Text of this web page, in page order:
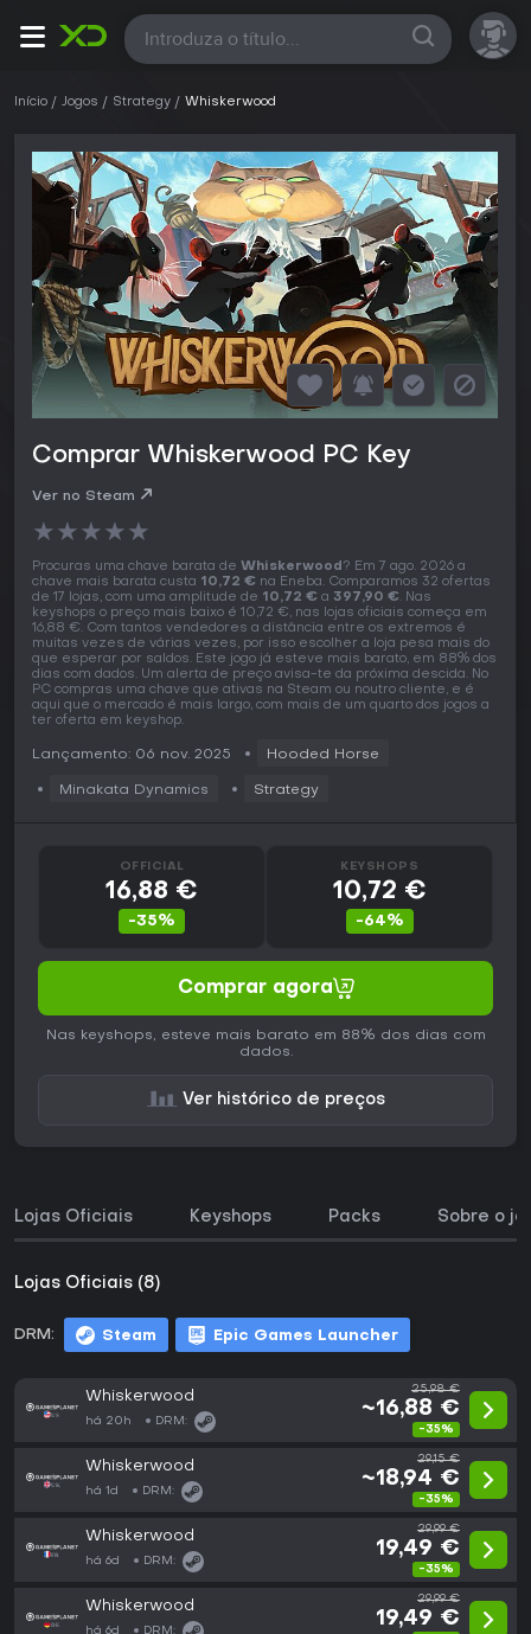
Todas
Início Jogos Strategy Whiskerwood
Comprar Whiskerwood PC Key
Ver no Steam
★★★★★
Procuras uma chave barata de Whiskerwood? Em 7 ago. 2026 a
chave mais barata custa 10,72 € na Eneba. Comparamos 32 ofertas
de 17 lojas, com uma amplitude de 10,72 € a 397,90 €. Nas
keyshops o preço mais baixo é 10,72 €, nas lojas oficiais começa em
16,88 €. Com tantos vendedores a distância entre os extremos é
muitas vezes de várias vezes, por isso escolher a loja pesa mais do
que esperar por saldos. Este jogo já esteve mais barato, em 88% dos
dias com dados. Um alerta de preço avisa-te da próxima descida. No
PC compras uma chave que ativas na Steam ou noutro cliente, e é
aqui que o mercado é mais largo, com mais de um quarto dos jogos a
ter oferta em keyshop.
Lançamento: 06 nov. 2025 Hooded Horse
Minakata Dynamics Strategy
OFFICIAL
16,88 €
-35%
KEYSHOPS
10,72 €
-64%
Comprar agora
Nas keyshops, esteve mais barato em 88% dos dias com
dados.
Ver histórico de preços
Lojas Oficiais Keyshops Packs Sobre o
Lojas Oficiais (8)
DRM: Steam Epic Games Launcher
Whiskerwood
há 20h DRM:
25,98 €
~16,88 €
-35%
Whiskerwood
há 1d DRM:
29,15 €
~18,94 €
-35%
Whiskerwood
há 6d DRM:
29,99 €
19,49 €
-35%
Whiskerwood
há 6d DRM:
29,99 €
19,49 €